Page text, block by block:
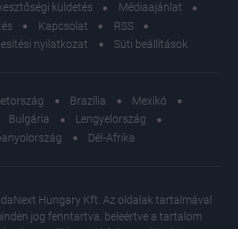
küldetés
Médiaajánlat
Kapcsolat
RSS
nyilatkozat
Süti beállítások
Brazília
Mexikó
Bulgária
Lengyelország
Dél-Afrika
Hungary Kft. Az oldalak tartalmával
jog fenntartva, beleértve a tartalom